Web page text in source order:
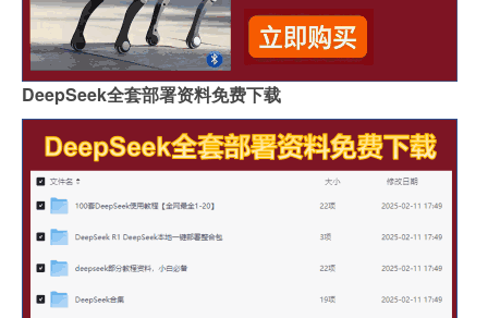
DeepSeek全套部署资料免费下载